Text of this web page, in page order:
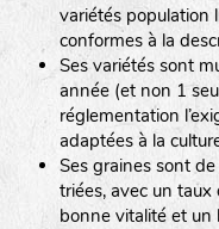
variétés population
conformes à la
Ses variétés sont
année (et non 1
réglementation
adaptées à la
Ses graines sont
triées, avec un
bonne vitalité et un